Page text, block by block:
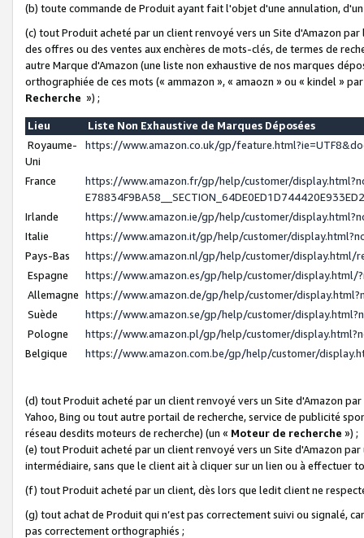
(b) toute commande de Produit ayant fait l'objet d'une annulation,
(c) tout Produit acheté par un client renvoyé vers un Site d'Amazon
des offres ou des ventes aux enchères de mots-clés, de termes de
autre Marque d'Amazon (une liste non exhaustive de nos marques
orthographiée de ces mots (« ammazon », « amaozn » ou « kindel »
Recherche ») ;
Lieu
Liste Non Exhaustive de Marques Déposées
Royaume-
Uni
https://www.amazon.co.uk/gp/
France
https://www.amazon.fr/gp/help/customer/
Irlande
https://www.amazon.ie/gp/help/customer/
Italie
https://www.amazon.it/gp/help/customer/
Pays-Bas
https://www.amazon.nl/gp/help/customer/display.html/
Espagne
https://www.amazon.es/gp/help/customer/display.html/
Allemagne https://www.amazon.de/gp/help/customer/
Suède
https://www.amazon.se/gp/help/customer/
Pologne
https://www.amazon.pl/gp/help/customer/
Belgique
https://www.amazon.com.be/gp/help/customer/
(d) tout Produit acheté par un client renvoyé vers un Site d'Amazon
Yahoo, Bing ou tout autre portail de recherche, service de publicité
réseau desdits moteurs de recherche) (un « Moteur de recherche ») ;
(e) tout Produit acheté par un client renvoyé vers un Site d'Amazon
intermédiaire, sans que le client ait à cliquer sur un lien ou à
(f) tout Produit acheté par un client, dès lors que ledit client ne
(g) tout achat de Produit qui n’est pas correctement suivi ou signalé,
pas correctement orthographiés ;